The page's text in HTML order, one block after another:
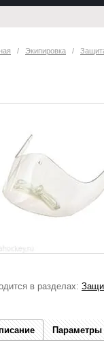
   /
Экипировка
   /
в разделах:
Параметры